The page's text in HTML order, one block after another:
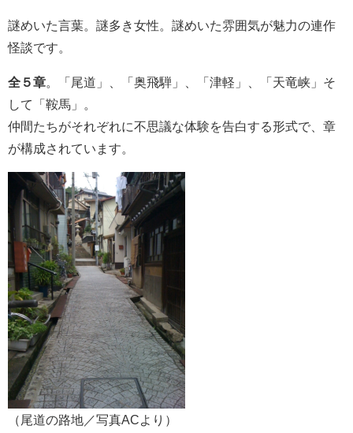
謎めいた言葉。謎多き女性。謎めいた雰囲気が魅力の連作
怪談です。
全５章 。「尾道」、「奥飛騨」、「津軽」、「天竜峡」そ
して「鞍馬」。
仲間たちがそれぞれに不思議な体験を告白する形式で、章
が構成されています。
（尾道の路地／写真ACより）